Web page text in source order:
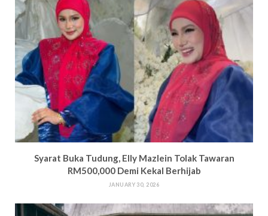
Syarat Buka Tudung, Elly Mazlein Tolak Tawaran
RM500,000 Demi Kekal Berhijab
JANUARY 30, 2026